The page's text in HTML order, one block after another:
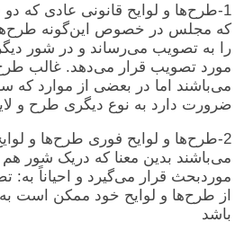
1-طرح‌ها و لوایح قانونی عادی که
که مجلس در خصوص این‌گونه طرح‌ها
را به تصویب می‌رساند و در شور
مورد تصویب قرار می‌دهد. غالب
می‌باشند اما در بعضی از موارد
ضرورت دارد به نوع دیگری طرح و
2-طرح‌ها و لوایح فوری طرح‌ها و
می‌باشند بدین معنا که دریک شور
موردبحث قرار می‌گیرد و احیاناً
از طرح‌ها و لوایح خود ممکن است
باشد